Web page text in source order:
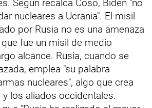
Según recalca Coso, Biden "no
nucleares a Ucrania". El misil
por Rusia no es una amenaza
fue un misil de medio
alcance. Rusia, cuando se
emplea "su palabra
nucleares", algo que crea
y los aliados occidentales.